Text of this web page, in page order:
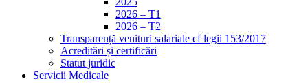
2026 – T1
2026 – T2
Transparență venituri salariale cf legii 153/2017
Acreditări și certificări
Statut juridic
Servicii Medicale